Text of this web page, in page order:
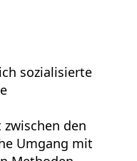
sozialisierte
den
Umgang mit